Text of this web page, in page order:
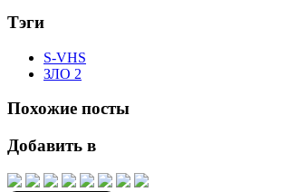
Тэги
S-VHS
ЗЛО 2
Похожие посты
Добавить в